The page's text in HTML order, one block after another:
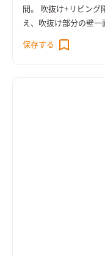
間。 吹抜け+リビング階段で2階とのつながりを持たせたのに加
え、吹抜け部分の壁一
より、1階・2階の一体感を演出
楽譜を整理する本棚
保存する